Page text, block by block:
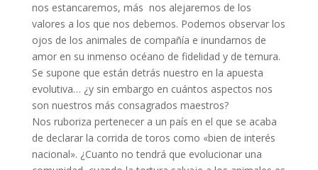
nos estancaremos, más nos alejaremos de los
valores a los que nos debemos. Podemos observar los
ojos de los animales de compañía e inundarnos de
amor en su inmenso océano de fidelidad y de ternura.
Se supone que están detrás nuestro en la apuesta
evolutiva… ¿y sin embargo en cuántos aspectos nos
son nuestros más consagrados maestros?
Nos ruboriza pertenecer a un país en el que se acaba
de declarar la corrida de toros como «bien de interés
nacional». ¿Cuanto no tendrá que evolucionar una